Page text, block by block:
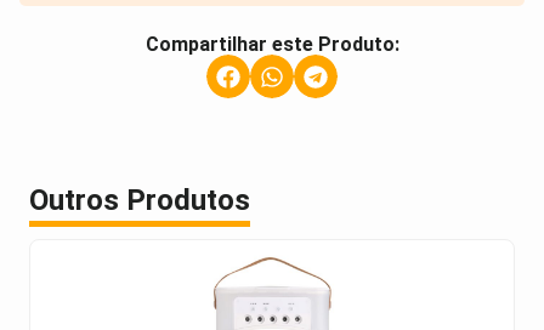
Compartilhar este Produto:
Outros Produtos